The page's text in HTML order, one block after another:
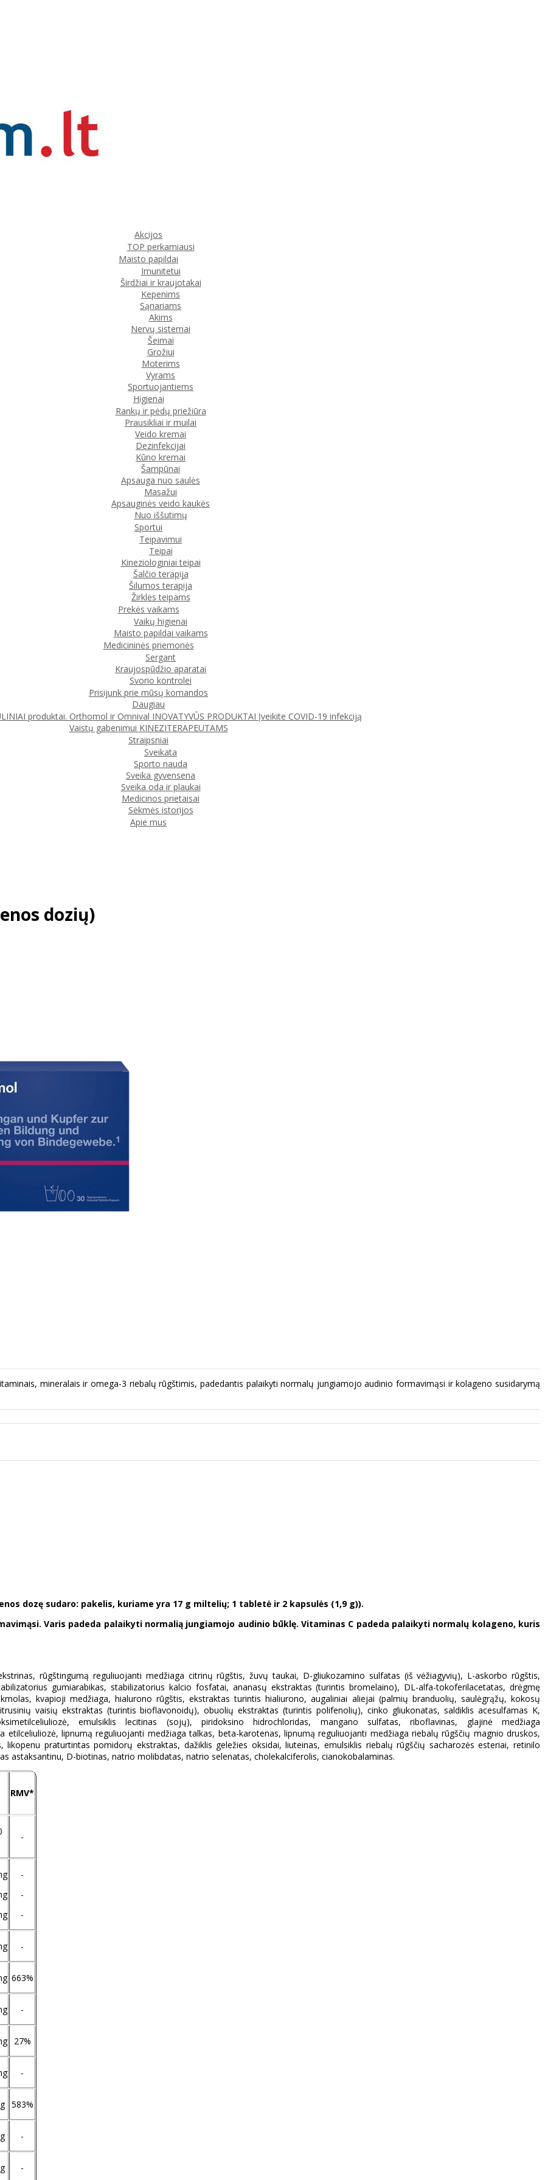
Akcijos
TOP perkamiausi
Maisto papildai
Imunitetui
Širdžiai ir kraujotakai
Kepenims
Sąnariams
Akims
Nervų sistemai
Šeimai
Grožiui
Moterims
Vyrams
Sportuojantiems
Higienai
Rankų ir pėdų priežiūra
Prausikliai ir muilai
Veido kremai
Dezinfekcijai
Kūno kremai
Šampūnai
Apsauga nuo saulės
Masažui
Apsauginės veido kaukės
Nuo iššutimų
Sportui
Teipavimui
Teipai
Kineziologiniai teipai
Šalčio terapija
Šilumos terapija
Žirklės teipams
Prekės vaikams
Vaikų higienai
Maisto papildai vaikams
Medicininės priemonės
Sergant
Kraujospūdžio aparatai
Svorio kontrolei
Prisijunk prie mūsų komandos
Daugiau
produktai. Orthomol ir Omnival INOVATYVŪS PRODUKTAI Įveikite COVID-19 infekciją
Vaistų gabenimui KINEZITERAPEUTAMS
Straipsniai
Sveikata
Sporto nauda
Sveika gyvensena
Sveika oda ir plaukai
Medicinos prietaisai
Sėkmės istorijos
Apie mus
dozių)
mineralais ir omega-3 riebalų rūgštimis, padedantis palaikyti normalų jungiamojo audinio formavimąsi ir kolageno susidarymą
dozę sudaro: pakelis, kuriame yra 17 g miltelių; 1 tabletė ir 2 kapsulės (1,9 g)).
Varis padeda palaikyti normalią jungiamojo audinio būklę. Vitaminas C padeda palaikyti normalų kolageno, kuris
rūgštingumą reguliuojanti medžiaga citrinų rūgštis, žuvų taukai, D-gliukozamino sulfatas (iš vėžiagyvių), L-askorbo rūgštis,
gumiarabikas, stabilizatorius kalcio fosfatai, ananasų ekstraktas (turintis bromelaino), DL-alfa-tokoferilacetatas, drėgmę
kvapioji medžiaga, hialurono rūgštis, ekstraktas turintis hialiurono, augaliniai aliejai (palmių branduolių, saulėgrąžų, kokosų
vaisių ekstraktas (turintis bioflavonoidų), obuolių ekstraktas (turintis polifenolių), cinko gliukonatas, saldiklis acesulfamas K,
emulsiklis lecitinas (sojų), piridoksino hidrochloridas, mangano sulfatas, riboflavinas, glajinė medžiaga
lipnumą reguliuojanti medžiaga talkas, beta-karotenas, lipnumą reguliuojanti medžiaga riebalų rūgščių magnio druskos,
praturtintas pomidorų ekstraktas, dažiklis geležies oksidai, liuteinas, emulsiklis riebalų rūgščių sacharozės esteriai, retinilo
astaksantinu, D-biotinas, natrio molibdatas, natrio selenatas, cholekalciferolis, cianokobalaminas.
RMV*
-
-
-
-
-
663%
-
27%
-
583%
-
-